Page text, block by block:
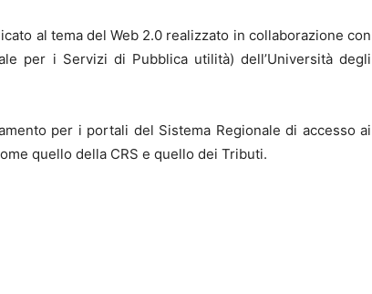
al tema del Web 2.0 realizzato in collaborazione con
per i Servizi di Pubblica utilità) dell’Università degli
per i portali del Sistema Regionale di accesso ai
quello della CRS e quello dei Tributi.